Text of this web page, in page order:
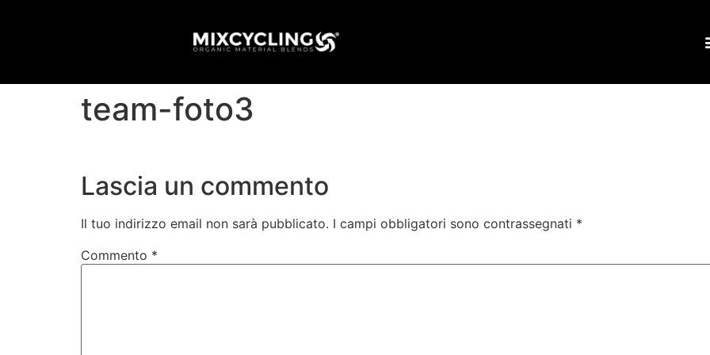
team-foto3
Lascia un commento
Il tuo indirizzo email non sarà pubblicato. I campi obbligatori sono contrassegnati *
Commento *